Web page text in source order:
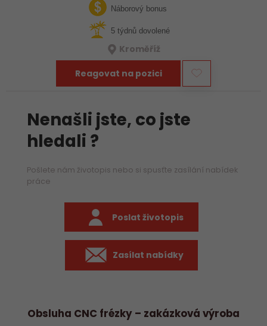
plocho nebo kulato – nebo…Náborový bonus
5 týdnů dovolené
Kroměříž
Reagovat na pozici
Nenašli jste, co jste
hledali ?
Pošlete nám životopis nebo si spusťte zasílání nabídek
práce
Poslat životopis
Zasílat nabídky
Obsluha CNC frézky – zakázková výroba